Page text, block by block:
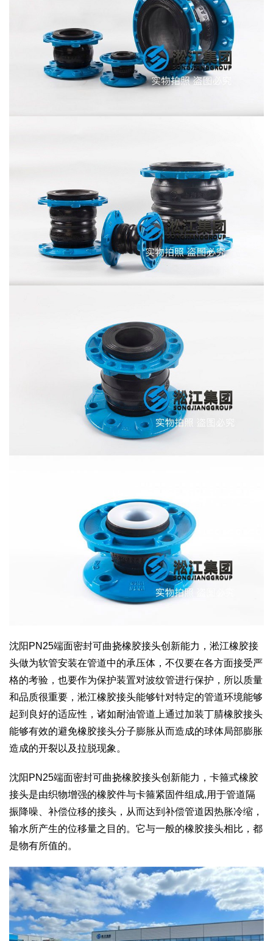
沈阳PN25端面密封可曲挠橡胶接头创新能力，淞江橡胶接
头做为软管安装在管道中的承压体，不仅要在各方面接受严
格的考验，也要作为保护装置对波纹管进行保护，所以质量
和品质很重要，淞江橡胶接头能够针对特定的管道环境能够
起到良好的适应性，诸如耐油管道上通过加装丁腈橡胶接头
能够有效的避免橡胶接头分子膨胀从而造成的球体局部膨胀
造成的开裂以及拉脱现象。
沈阳PN25端面密封可曲挠橡胶接头创新能力，卡箍式橡胶
接头是由织物增强的橡胶件与卡箍紧固件组成,用于管道隔
振降噪、补偿位移的接头，从而达到补偿管道因热胀冷缩，
输水所产生的位移量之目的。它与一般的橡胶接头相比，都
是物有所值的。